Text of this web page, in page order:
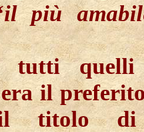
il più
quelli
il
il titolo